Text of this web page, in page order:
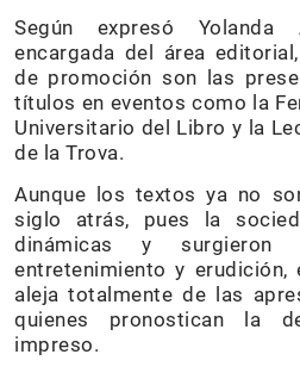
Según expresó Yolanda
encargada del área
de promoción son las
títulos en eventos como la
Universitario del Libro y la
de la Trova.
Aunque los textos ya no
siglo atrás, pues la
dinámicas y surgieron
entretenimiento y
aleja totalmente de las
quienes pronostican la
impreso.